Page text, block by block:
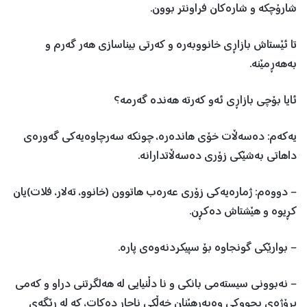
شارۆچکە و شارەکان فراونتر بوون.
تا ئێستاش بازاڕی خانووبەرە و کەرتی بيناسازی هەر گەرم و
بەهەڕمێنە.
ئايا بۆچی بازاڕی ئەو کەرتە هەندە گەرمە؟
يەکەم: دەسەڵات خۆی هاندەرە، چونکە سەرچاوەیەکی گەورەی
داهاتی بەشێکی زۆری دەسەڵاتدارانە.
– دووەم: ژمارەيەکی زۆری عەرەب هاتوون (خانوو، تەلار، فلات)يان
کڕيوە و هێشتاش دەکڕن.
– بوارێکی گونجاوە بۆ سپیکردنەوەی پارە.
– نەبوونی سيستەمی بانکی و نا دڵنيايی لە هەلگرتنی دراو و کەمی